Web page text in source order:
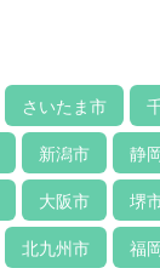
さいたま市
新潟市 静
大阪市 堺
北九州市 福